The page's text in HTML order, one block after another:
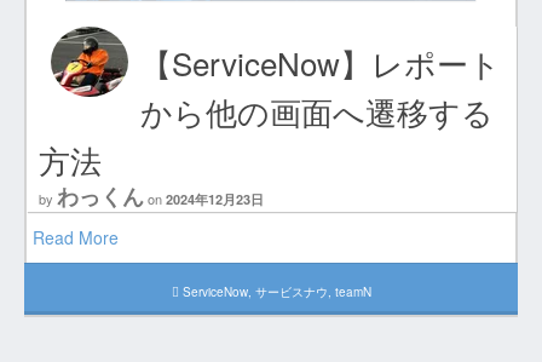
【ServiceNow】レポート
から他の画面へ遷移する
方法
by わっくん on 2024年12月23日
Read More
ServiceNow, サービスナウ teamN